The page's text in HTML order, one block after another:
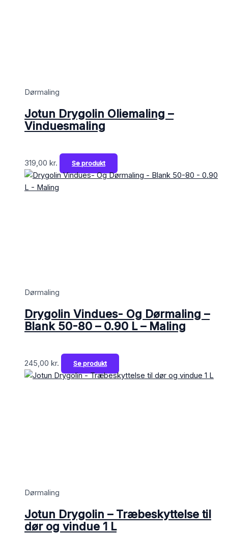
Dørmaling
Jotun Drygolin Oliemaling –
Vinduesmaling
319,00 kr. Se produkt
Dørmaling
Drygolin Vindues- Og Dørmaling –
Blank 50-80 – 0.90 L – Maling
245,00 kr. Se produkt
Dørmaling
Jotun Drygolin – Træbeskyttelse til
dør og vindue 1 L